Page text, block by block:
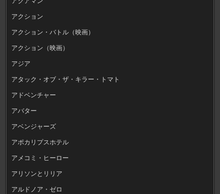
アクション
アクション・バトル（映画）
アクション（映画）
アジア
アタック・オブ・ザ・キラー・トマト
アドベンチャー
アバター
アベンジャーズ
アポカリプスホテル
アメコミ・ヒーロー
アリソンとリリア
アルドノア・ゼロ